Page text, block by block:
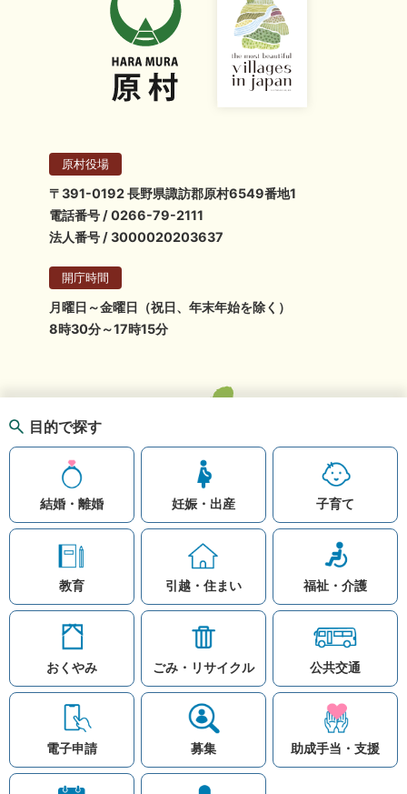
知りたい情報を検索
注目ワード
目的で探す
結婚・離婚 妊娠・出産 子育て
教育 引越・住まい 福祉・介護
おくやみ ごみ・リサイクル 公共交通
電子申請 募集 助成手当・支援
原村役場
〒391-0192 長野県諏訪郡原村6549番地1
電話番号 / 0266-79-2111
法人番号 / 3000020203637
開庁時間
月曜日～金曜日（祝日、年末年始を除く）
8時30分～17時15分
お問い合わせ
リンク集
このホームページ
著作権と免責事項につ
プライバシーポリシー